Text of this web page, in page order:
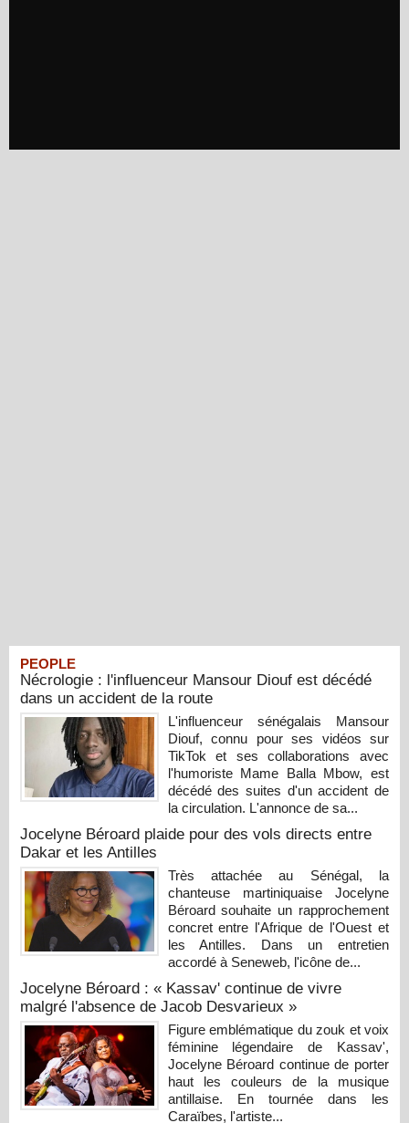
PEOPLE
Nécrologie : l'influenceur Mansour Diouf est décédé
dans un accident de la route
L'influenceur sénégalais Mansour
Diouf, connu pour ses vidéos sur
TikTok et ses collaborations avec
l'humoriste Mame Balla Mbow, est
décédé des suites d'un accident de
la circulation. L'annonce de sa...
Jocelyne Béroard plaide pour des vols directs entre
Dakar et les Antilles
Très attachée au Sénégal, la
chanteuse martiniquaise Jocelyne
Béroard souhaite un rapprochement
concret entre l'Afrique de l'Ouest et
les Antilles. Dans un entretien
accordé à Seneweb, l'icône de...
Jocelyne Béroard : « Kassav' continue de vivre
malgré l'absence de Jacob Desvarieux »
Figure emblématique du zouk et voix
féminine légendaire de Kassav',
Jocelyne Béroard continue de porter
haut les couleurs de la musique
antillaise. En tournée dans les
Caraïbes, l'artiste...